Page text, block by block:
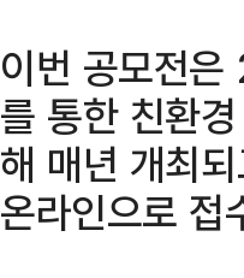
이번 공모전
를 통한 친환
해 매년 개최
온라인으로 접